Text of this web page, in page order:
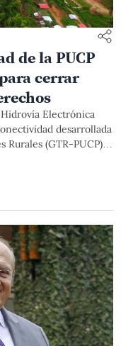
de la PUCP
cerrar
Electrónica
desarrollada
Rurales (GTR-PUCP)
cómo ha sido el